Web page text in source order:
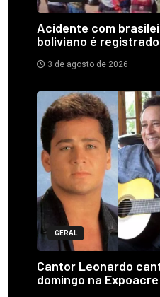
Acidente com
boliviano é
3 de agosto de 2026
GERAL
Cantor Leonardo
domingo na